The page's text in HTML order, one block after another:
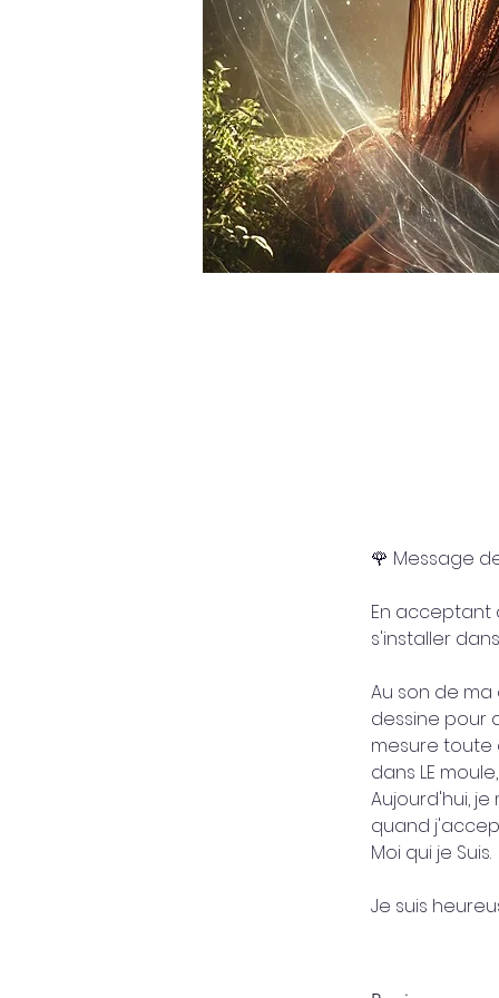
🌹 Message
En acceptant
s'installer
Au son de
dessine pour
mesure toute
dans LE
Aujourd'hui,
quand
Moi qui je Suis.
Je suis